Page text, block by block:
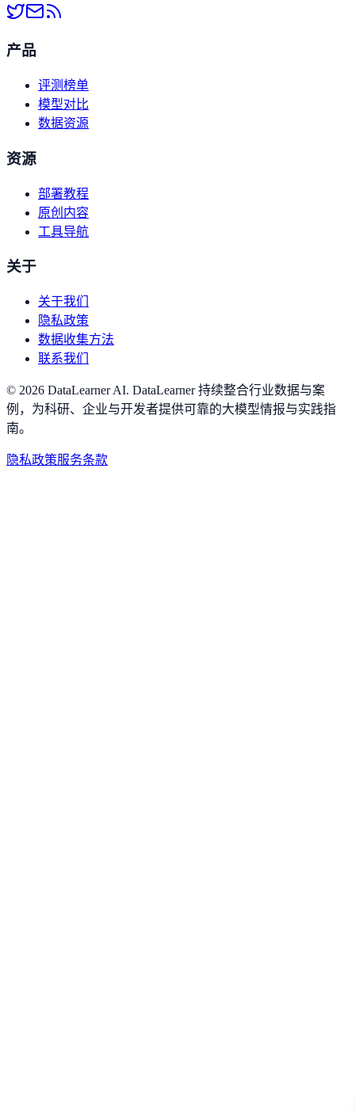
产品
评测榜单
模型对比
数据资源
资源
部署教程
原创内容
工具导航
关于
关于我们
隐私政策
数据收集方法
联系我们
© 2026 DataLearner AI. DataLearner 持续整合行业数据与案
例，为科研、企业与开发者提供可靠的大模型情报与实践指
南。
隐私政策服务条款